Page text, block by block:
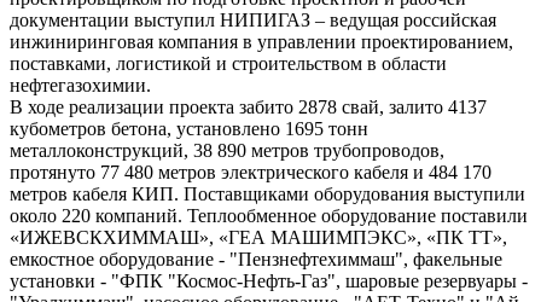
документации выступил НИПИГАЗ – ведущая российская
инжиниринговая компания в управлении проектированием,
поставками, логистикой и строительством в области
нефтегазохимии.
В ходе реализации проекта забито 2878 свай, залито 4137
кубометров бетона, установлено 1695 тонн
металлоконструкций, 38 890 метров трубопроводов,
протянуто 77 480 метров электрического кабеля и 484 170
метров кабеля КИП. Поставщиками оборудования выступили
около 220 компаний. Теплообменное оборудование поставили
«ИЖЕВСКХИММАШ», «ГЕА МАШИМПЭКС», «ПК ТТ»,
емкостное оборудование - "Пензнефтехиммаш", факельные
установки - "ФПК "Космос-Нефть-Газ", шаровые резервуары -